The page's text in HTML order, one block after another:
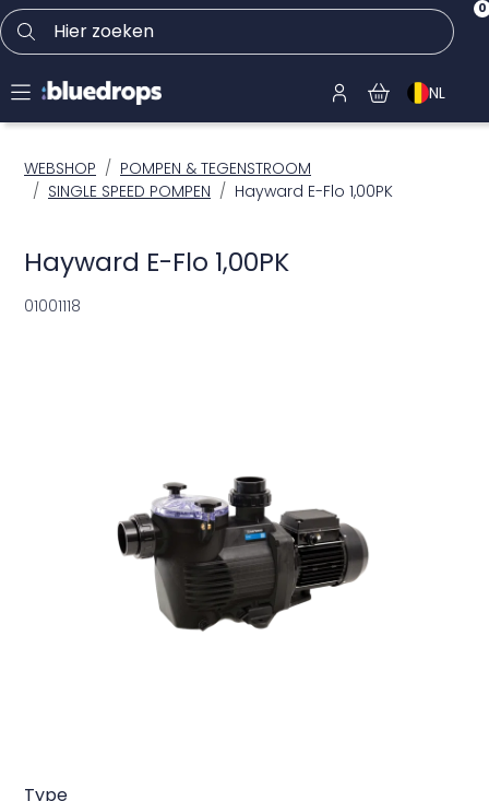
Hier zoeken 0
NL
WEBSHOP
POMPEN & TEGENSTROOM
SINGLE SPEED POMPEN
Hayward E-Flo 1,00PK
Hayward E-Flo 1,00PK
01001118
Type